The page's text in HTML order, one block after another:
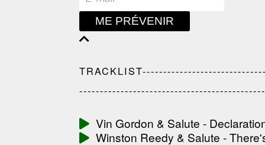
ME PRÉVENIR
Vin Gordon & Salute -
Winston Reedy & Salute -